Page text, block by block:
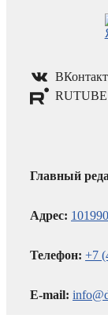
RUTUBE
Главный
Адрес:
Телефон: +7
E-mail: